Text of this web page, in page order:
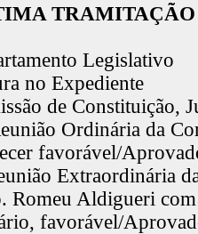
Legislativo
no Expediente
de Constituição,
Ordinária da
favorável/
Extraordinária
Romeu Aldigueri
favorável/